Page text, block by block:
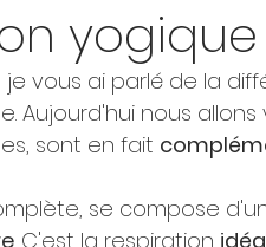
je vous ai parlé de la
Aujourd'hui nous
sont en fait
se compose
. C'est la respiration